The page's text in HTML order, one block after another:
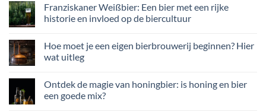
Franziskaner Weißbier: Een bier met een rijke
historie en invloed op de biercultuur
Hoe moet je een eigen bierbrouwerij beginnen? Hier
wat uitleg
Ontdek de magie van honingbier: is honing en bier
een goede mix?